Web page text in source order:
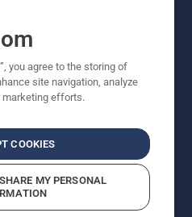
i diritti riservati. I prezzi
i rivenditori specializzati
in CHF comprensivi di IVA
di modifica. Tutti i prezzi
consigliati (IVA inclusa),
sia disponibile per l'acquisto
CGVF Negozio online
presunte violazioni
you agree to the storing of
site navigation, analyze
marketing efforts.
COOKIES
MY PERSONAL